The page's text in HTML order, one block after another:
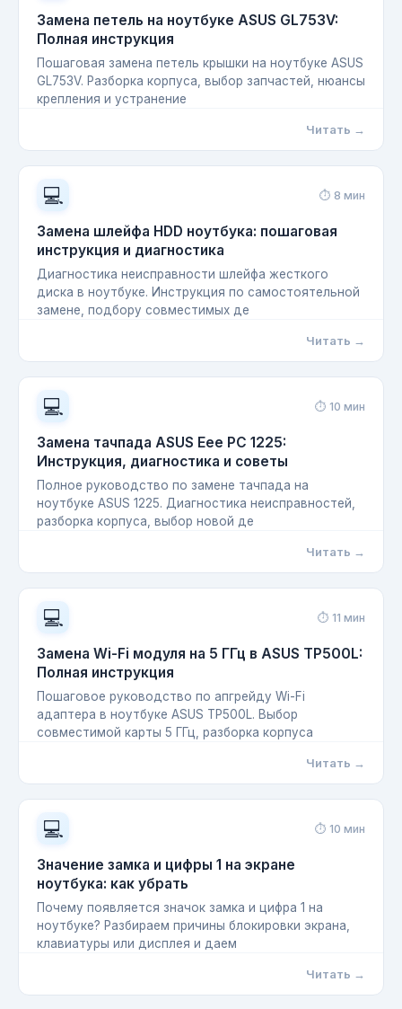
Замена петель на ноутбуке ASUS GL753V:
Полная инструкция
Пошаговая замена петель крышки на ноутбуке ASUS
GL753V. Разборка корпуса, выбор запчастей, нюансы
крепления и устранение
Читать →
💻 ⏱ 8 мин
Замена шлейфа HDD ноутбука: пошаговая
инструкция и диагностика
Диагностика неисправности шлейфа жесткого
диска в ноутбуке. Инструкция по самостоятельной
замене, подбору совместимых де
Читать →
💻 ⏱ 10 мин
Замена тачпада ASUS Eee PC 1225:
Инструкция, диагностика и советы
Полное руководство по замене тачпада на
ноутбуке ASUS 1225. Диагностика неисправностей,
разборка корпуса, выбор новой де
Читать →
💻 ⏱ 11 мин
Замена Wi-Fi модуля на 5 ГГц в ASUS TP500L:
Полная инструкция
Пошаговое руководство по апгрейду Wi-Fi
адаптера в ноутбуке ASUS TP500L. Выбор
совместимой карты 5 ГГц, разборка корпуса
Читать →
💻 ⏱ 10 мин
Значение замка и цифры 1 на экране
ноутбука: как убрать
Почему появляется значок замка и цифра 1 на
ноутбуке? Разбираем причины блокировки экрана,
клавиатуры или дисплея и даем
Читать →